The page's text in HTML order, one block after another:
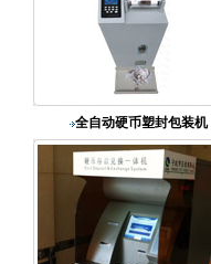
全自动硬币塑封包装机